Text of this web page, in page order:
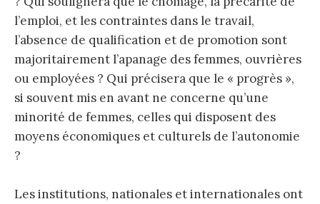
l’emploi, et les contraintes dans le travail,
l’absence de qualification et de promotion sont
majoritairement l’apanage des femmes, ouvrières
ou employées ? Qui précisera que le « progrès »,
si souvent mis en avant ne concerne qu’une
minorité de femmes, celles qui disposent des
moyens économiques et culturels de l’autonomie
?
Les institutions, nationales et internationales ont